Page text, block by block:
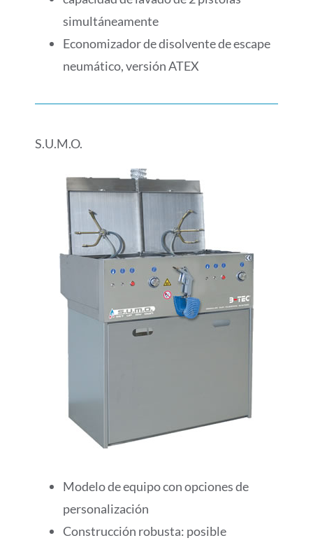
simultáneamente
Economizador de disolvente de escape
neumático, versión ATEX
S.U.M.O.
Modelo de equipo con opciones de
personalización
Construcción robusta: posible